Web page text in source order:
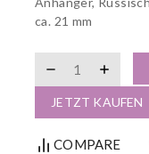
ca. 21 mm
JETZT KAUFEN
COMPARE